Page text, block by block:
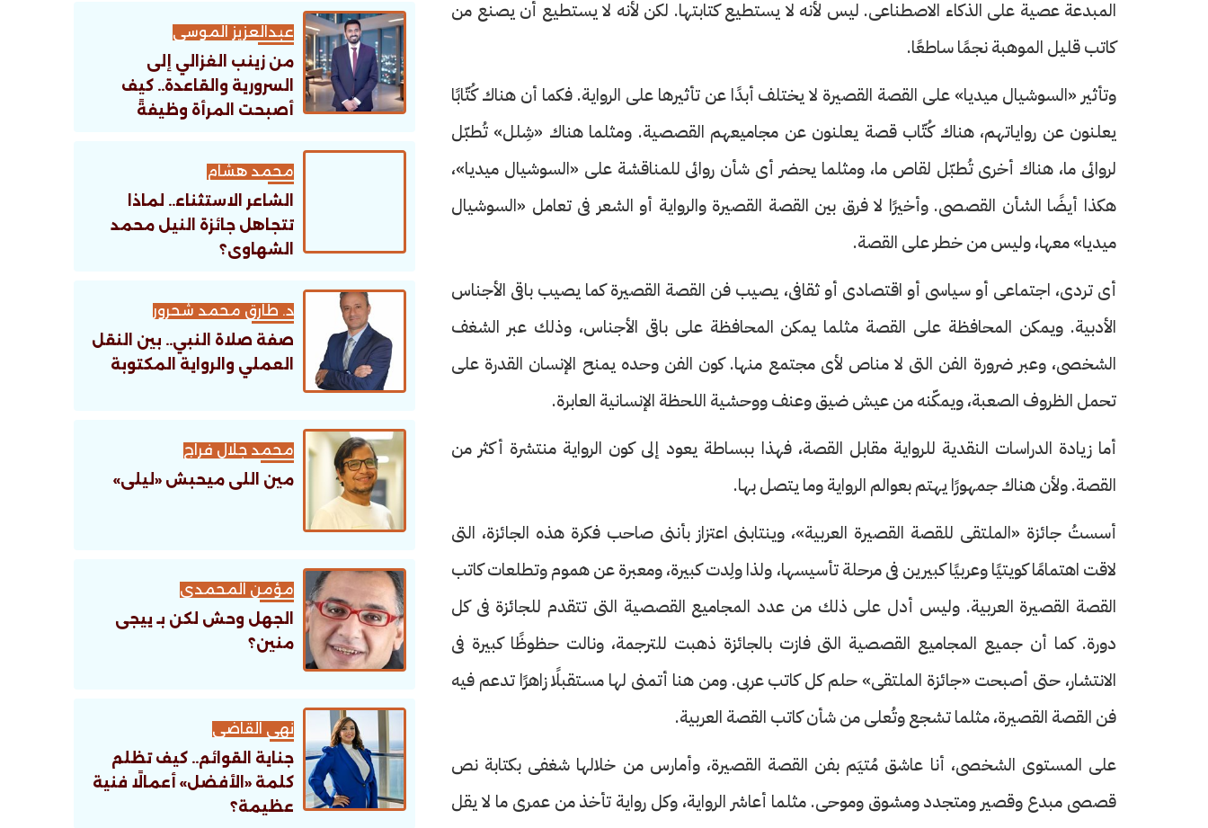
المبدعة عصية على الذكاء الاصطناعى. ليس لأنه لا يستطيع كتابتها. لكن لأنه لا يستطيع أن يصنع من
كاتب قليل الموهبة نجمًا ساطعًا.
وتأثير «السوشيال ميديا» على القصة القصيرة لا يختلف أبدًا عن تأثيرها على الرواية. فكما أن هناك كُتّابًا
يعلنون عن رواياتهم، هناك كُتّاب قصة يعلنون عن مجاميعهم القصصية. ومثلما هناك «شِلل» تُطبّل
لروائى ما، هناك أخرى تُطبّل لقاص ما، ومثلما يحضر أى شأن روائى للمناقشة على «السوشيال ميديا»،
هكذا أيضًا الشأن القصصى. وأخيرًا لا فرق بين القصة القصيرة والرواية أو الشعر فى تعامل «السوشيال
ميديا» معها، وليس من خطر على القصة.
أى تردى، اجتماعى أو سياسى أو اقتصادى أو ثقافى، يصيب فن القصة القصيرة كما يصيب باقى الأجناس
الأدبية. ويمكن المحافظة على القصة مثلما يمكن المحافظة على باقى الأجناس، وذلك عبر الشغف
الشخصى، وعبر ضرورة الفن التى لا مناص لأى مجتمع منها. كون الفن وحده يمنح الإنسان القدرة على
تحمل الظروف الصعبة، ويمكّنه من عيش ضيق وعنف ووحشية اللحظة الإنسانية العابرة.
أما زيادة الدراسات النقدية للرواية مقابل القصة، فهذا ببساطة يعود إلى كون الرواية منتشرة أكثر من
القصة. ولأن هناك جمهورًا يهتم بعوالم الرواية وما يتصل بها.
أسستُ جائزة «الملتقى للقصة القصيرة العربية»، وينتابنى اعتزاز بأننى صاحب فكرة هذه الجائزة، التى
لاقت اهتمامًا كويتيًا وعربيًا كبيرين فى مرحلة تأسيسها، ولذا ولِدت كبيرة، ومعبرة عن هموم وتطلعات كاتب
القصة القصيرة العربية. وليس أدل على ذلك من عدد المجاميع القصصية التى تتقدم للجائزة فى كل
دورة. كما أن جميع المجاميع القصصية التى فازت بالجائزة ذهبت للترجمة، ونالت حظوظًا كبيرة فى
الانتشار، حتى أصبحت «جائزة الملتقى» حلم كل كاتب عربى. ومن هنا أتمنى لها مستقبلًا زاهرًا تدعم فيه
فن القصة القصيرة، مثلما تشجع وتُعلى من شأن كاتب القصة العربية.
على المستوى الشخصى، أنا عاشق مُتيَم بفن القصة القصيرة، وأمارس من خلالها شغفى بكتابة نص
قصصى مبدع وقصير ومتجدد ومشوق وموحى. مثلما أعاشر الرواية، وكل رواية تأخذ من عمرى ما لا يقل
عبدالعزيز الموسى
من زينب الغزالي إلى
السرورية والقاعدة.. كيف
أصبحت المرأة وظيفةً
محمد هشام
الشاعر الاستثناء.. لماذا
تتجاهل جائزة النيل محمد
الشهاوى؟
د. طارق محمد شحرور
صفة صلاة النبي.. بين النقل
العملي والرواية المكتوبة
محمد جلال فراج
مين اللى ميحبش «ليلى»
مؤمن المحمدى
الجهل وحش لكن بـ ييجى
منين؟
نهى القاضى
جناية القوائم.. كيف تظلم
كلمة «الأفضل» أعمالًا فنية
عظيمة؟